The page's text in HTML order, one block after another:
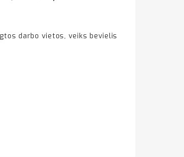
darbo vietos, veiks bevielis